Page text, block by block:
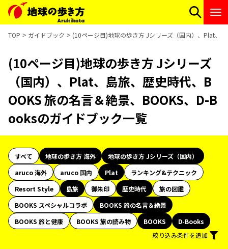
TOP ガイドブック (10ページ目)地球の歩き方 Jシリーズ（国内）、Plat、
(10ページ目)地球の歩き方 Jシリーズ
（国内）、Plat、島旅、歴史時代、B
OOKS 旅の名言＆絶景、BOOKS、D-B
ooksのガイドブック一覧
すべて 地球の歩き方 海外
地球の歩き方 Jシリーズ（国内）
aruco 海外
aruco 国内 Plat
ランキング&テクニック
Resort Style
島旅 御朱印 歴史時代
旅の図鑑
BOOKS スペシャルコラボ
BOOKS 旅の名言＆絶景
BOOKS 旅と健康
BOOKS 旅の読み物 BOOKS
D-Books
絞り込み条件を追加